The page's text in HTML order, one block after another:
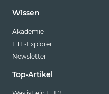
Wissen
Akademie
ETF-Explorer
Newsletter
Top-Artikel